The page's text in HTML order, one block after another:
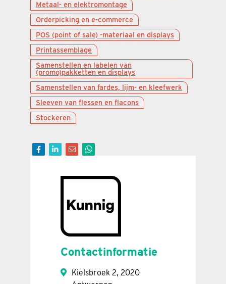
Metaal- en elektromontage
Orderpicking en e-commerce
POS (point of sale) -materiaal en displays
Printassemblage
Samenstellen en labelen van
(promo)pakketten en displays
Samenstellen van fardes, lijm- en kleefwerk
Sleeven van flessen en flacons
Stockeren
Contactinformatie
Kielsbroek 2, 2020